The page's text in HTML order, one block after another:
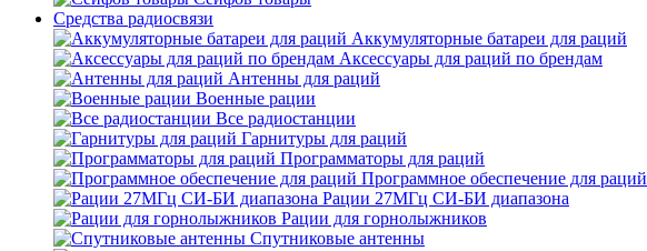
Средства радиосвязи
Аккумуляторные батареи для раций
Аксессуары для раций по брендам
Антенны для раций
Военные рации
Все радиостанции
Гарнитуры для раций
Программаторы для раций
Программное обеспечение для раций
Рации 27МГц СИ-БИ диапазона
Рации для горнолыжников
Спутниковые антенны